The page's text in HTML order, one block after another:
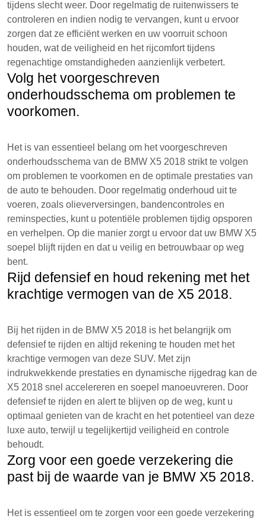
tijdens slecht weer. Door regelmatig de ruitenwissers te
controleren en indien nodig te vervangen, kunt u ervoor
zorgen dat ze efficiënt werken en uw voorruit schoon
houden, wat de veiligheid en het rijcomfort tijdens
regenachtige omstandigheden aanzienlijk verbetert.
Volg het voorgeschreven
onderhoudsschema om problemen te
voorkomen.
Het is van essentieel belang om het voorgeschreven
onderhoudsschema van de BMW X5 2018 strikt te volgen
om problemen te voorkomen en de optimale prestaties van
de auto te behouden. Door regelmatig onderhoud uit te
voeren, zoals olieverversingen, bandencontroles en
reminspecties, kunt u potentiële problemen tijdig opsporen
en verhelpen. Op die manier zorgt u ervoor dat uw BMW X5
soepel blijft rijden en dat u veilig en betrouwbaar op weg
bent.
Rijd defensief en houd rekening met het
krachtige vermogen van de X5 2018.
Bij het rijden in de BMW X5 2018 is het belangrijk om
defensief te rijden en altijd rekening te houden met het
krachtige vermogen van deze SUV. Met zijn
indrukwekkende prestaties en dynamische rijgedrag kan de
X5 2018 snel accelereren en soepel manoeuvreren. Door
defensief te rijden en alert te blijven op de weg, kunt u
optimaal genieten van de kracht en het potentieel van deze
luxe auto, terwijl u tegelijkertijd veiligheid en controle
behoudt.
Zorg voor een goede verzekering die
past bij de waarde van je BMW X5 2018.
Het is essentieel om te zorgen voor een goede verzekering